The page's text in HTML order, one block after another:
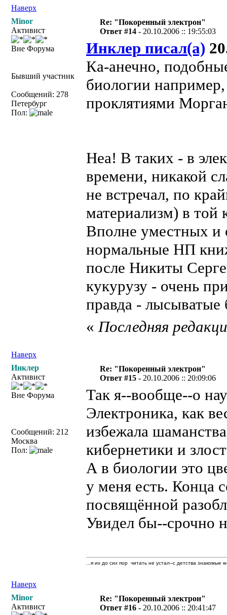
Наверх
Minor
Активист
Вне Форума
Бывший участник
Сообщений: 278
Петербург
Пол:
Re: "Покоренный электрон"
Ответ #14 - 20.10.2006 :: 19:55:03
Инклер писал(а)
Ка-анечно,
биологии
проклятиями
Неа! В таких - в
времени, никакой
не встречал, по
материализм) в той
Вполне уместных
нормальные НП
после Никиты
кукурузу - очень
правда -
Наверх
«Последняя
Инклер
Активист
Вне Форума
Сообщений: 212
Москва
Пол:
Re: "Покоренный электрон"
Ответ #15 - 20.10.2006 :: 20:09:06
Так я--вообще--о
Электроника, как
избежала
кибернетики и
А в биологии это
у меня есть.
посвящённой
Увидел бы--срочно
Наверх
...я их до сих пор читать не устал--с детства знакомые
Minor
Активист
Re: "Покоренный электрон"
Ответ #16 - 20.10.2006 :: 20:41:47